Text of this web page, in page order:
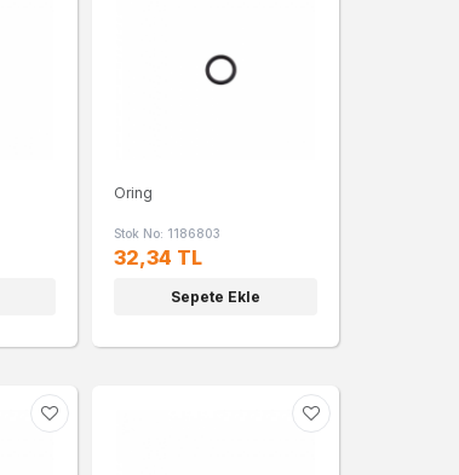
Oring
Stok No: 1186803
32,34 TL
Sepete Ekle